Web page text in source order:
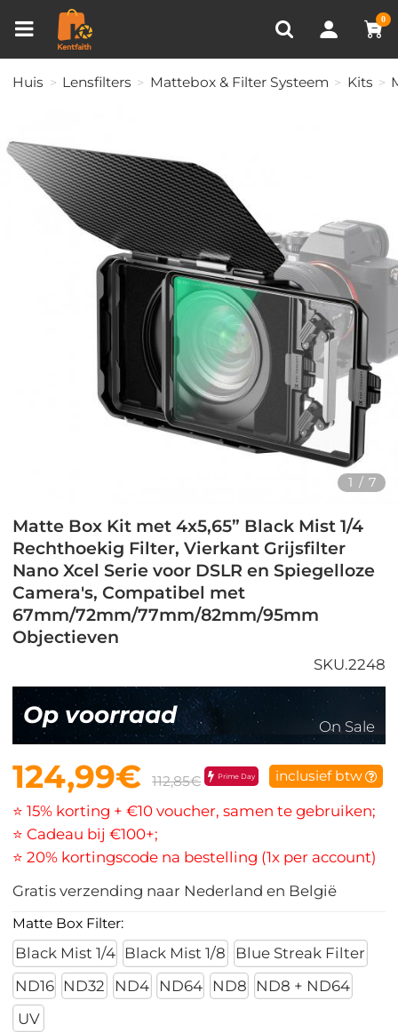
0
RECENT BEKEKEN
Huis Lensfilters Mattebox & Filter Systeem Kits
1 / 7
Matte Box Kit met 4x5,65” Black Mist 1/4
Rechthoekig Filter, Vierkant Grijsfilter
Nano Xcel Serie voor DSLR en Spiegelloze
Camera's, Compatibel met
67mm/72mm/77mm/82mm/95mm
Objectieven
SKU.2248
Op voorraad On Sale
124,99€ 112,85€ Prime Day inclusief btw
⭐ 15% korting + €10 voucher, samen te gebruiken;
⭐ Cadeau bij €100+;
⭐ 20% kortingscode na bestelling (1x per account)
Gratis verzending naar Nederland en België
Matte Box Filter:
Black Mist 1/4 Black Mist 1/8
Blue Streak Filter
ND16
ND32 ND4 ND64 ND8
ND8 + ND64
UV